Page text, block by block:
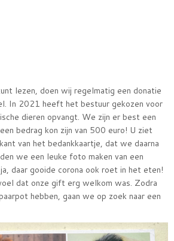
lezen, doen wij regelmatig een donatie
In 2021 heeft het bestuur gekozen voor
dieren opvangt. We zijn er best een
bedrag kon zijn van 500 euro! U ziet
van het bedankkaartje, dat we daarna
we een leuke foto maken van een
daar gooide corona ook roet in het eten!
dat onze gift erg welkom was. Zodra
hebben, gaan we op zoek naar een